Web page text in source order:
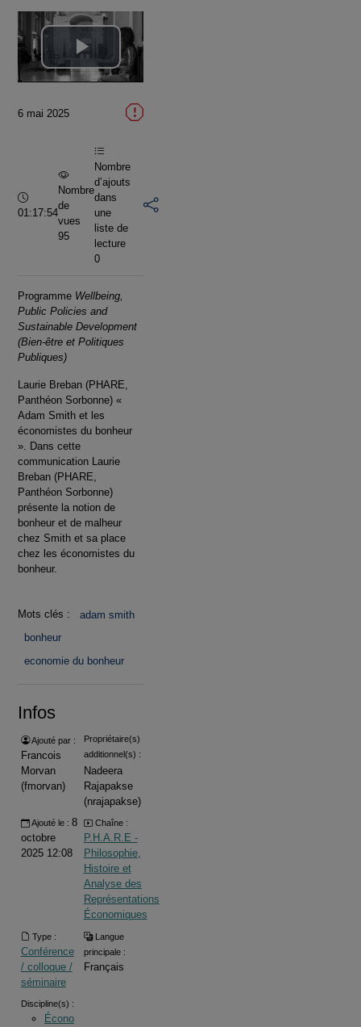
Lire
vidéo
6 mai 2025
Durée :
01:17:54
Nombre
de
vues
95
Nombre
d’ajouts
dans
une
liste de
lecture
0
Programme Wellbeing,
Public Policies and
Sustainable Development
(Bien-être et Politiques
Publiques)
Laurie Breban (PHARE,
Panthéon Sorbonne) «
Adam Smith et les
économistes du bonheur
». Dans cette
communication Laurie
Breban (PHARE,
Panthéon Sorbonne)
présente la notion de
bonheur et de malheur
chez Smith et sa place
chez les économistes du
bonheur.
Mots clés :
adam smith
bonheur
economie du bonheur
Infos
Ajouté par :
Francois
Morvan
(fmorvan)
Propriétaire(s)
additionnel(s) :
Nadeera
Rajapakse
(nrajapakse)
Ajouté le : 8
octobre
2025 12:08
Chaîne :
P.H.A.R.E -
Philosophie,
Histoire et
Analyse des
Représentations
Économiques
Type :
Conférence
/ colloque /
séminaire
Langue
principale :
Français
Discipline(s) :
Écono